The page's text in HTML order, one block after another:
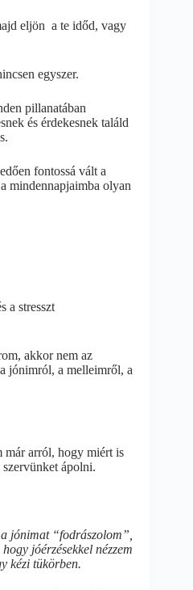
eljön a te időd, vagy
egyszer.
pillanatában
és érdekesnek találd
fontossá vált a
mindennapjaimba olyan
a stresszt
akkor nem az
jónimról, a melleimről, a
már arról, hogy miért is
ápolni.
jónimat “fodrászolom”,
jóérzésekkel nézzem
kézi tükörben.